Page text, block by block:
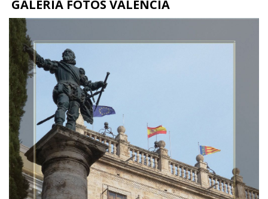
GALERÍA FOTOS VALENCIA